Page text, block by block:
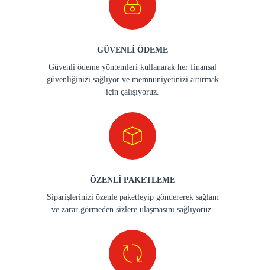
GÜVENLİ ÖDEME
Güvenli ödeme yöntemleri kullanarak her finansal
güvenliğinizi sağlıyor ve memnuniyetinizi artırmak
için çalışıyoruz.
ÖZENLİ PAKETLEME
Siparişlerinizi özenle paketleyip göndererek sağlam
ve zarar görmeden sizlere ulaşmasını sağlıyoruz.